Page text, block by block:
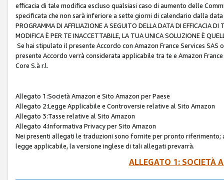
efficacia di tale modifica escluso qualsiasi caso di aumento delle
specificata che non sarà inferiore a sette giorni di calendario dalla data
PROGRAMMA DI AFFILIAZIONE A SEGUITO DELLA DATA DI EFFICACIA
MODIFICA È PER TE INACCETTABILE, LA TUA UNICA SOLUZIONE È
Se hai stipulato il presente Accordo con Amazon France Services
presente Accordo verrà considerata applicabile tra te e Amazon
Core S.à r.l.
Allegato 1:Società Amazon e Sito Amazon per Paese
Allegato 2:Legge Applicabile e Controversie relative al Sito Amazon
Allegato 3:Tasse relative al Sito Amazon
Allegato 4:Informativa Privacy per Sito Amazon
Nei presenti allegati le traduzioni sono fornite per pronto riferimento;
legge applicabile, la versione inglese di tali allegati prevarrà.
ALLEGATO 1: SOCIETÀ